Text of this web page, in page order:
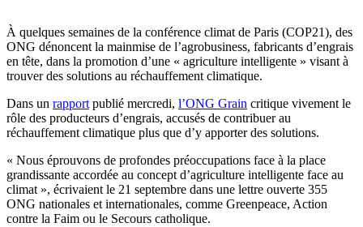
À quelques semaines de la conférence climat de Paris (COP21), des
ONG dénoncent la mainmise de l’agrobusiness, fabricants d’engrais
en tête, dans la promotion d’une « agriculture intelligente » visant à
trouver des solutions au réchauffement climatique.
Dans un rapport publié mercredi, l’ONG Grain critique vivement le
rôle des producteurs d’engrais, accusés de contribuer au
réchauffement climatique plus que d’y apporter des solutions.
« Nous éprouvons de profondes préoccupations face à la place
grandissante accordée au concept d’agriculture intelligente face au
climat », écrivaient le 21 septembre dans une lettre ouverte 355
ONG nationales et internationales, comme Greenpeace, Action
contre la Faim ou le Secours catholique.